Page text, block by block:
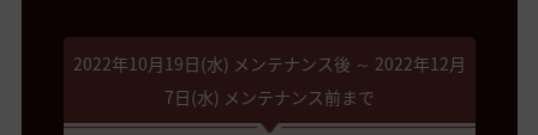
2022年10月19日(水) メンテナンス後 ～ 2022年12月
7日(水) メンテナンス前まで